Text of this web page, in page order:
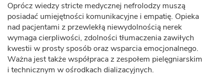
Oprócz wiedzy stricte medycznej nefrolodzy muszą
posiadać umiejętności komunikacyjne i empatię. Opieka
nad pacjentami z przewlekłą niewydolnością nerek
wymaga cierpliwości, zdolności tłumaczenia zawiłych
kwestii w prosty sposób oraz wsparcia emocjonalnego.
Ważna jest także współpraca z zespołem pielęgniarskim
i technicznym w ośrodkach dializacyjnych.